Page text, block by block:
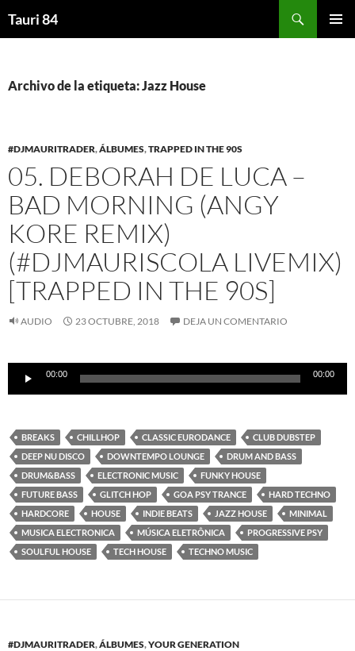
Tauri 84
Archivo de la etiqueta: Jazz House
#DJMAURITRADER,ÁLBUMES,TRAPPED IN THE 90S
05. DEBORAH DE LUCA –
BAD MORNING (ANGY
KORE REMIX)
(#DJMAURISCOLA LIVEMIX)
[TRAPPED IN THE 90S]
AUDIO 23 OCTUBRE, 2018 DEJA UN COMENTARIO
Reproductor
audio
00:00 00:00
BREAKS CHILLHOP CLASSIC EURODANCE
CLUB DUBSTEP
DEEP NU DISCO
DOWNTEMPO LOUNGE
DRUM AND BASS
DRUM&BASS
ELECTRONIC MUSIC
FUNKY HOUSE
FUTURE BASS
GLITCH HOP GOA PSY TRANCE
HARD TECHNO
HARDCORE
HOUSE INDIE BEATS JAZZ HOUSE
MINIMAL
MUSICA ELECTRONICA
MÚSICA ELETRÔNICA
PROGRESSIVE PSY
SOULFUL HOUSE
TECH HOUSE TECHNO MUSIC
#DJMAURITRADER,ÁLBUMES,YOUR GENERATION